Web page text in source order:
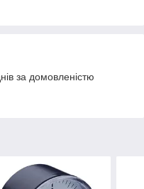
за домовленістю